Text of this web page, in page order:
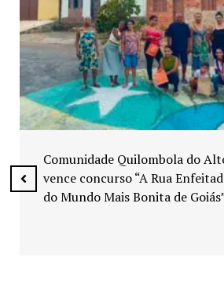
Exposição “Arte em Cores”
espaços públicos de Senador